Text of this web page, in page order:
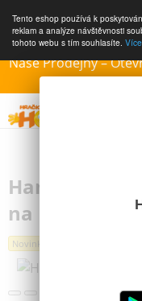
Tento eshop používá k
reklam a analýze návštěvnosti
tohoto webu s tím souhlasíte.
Naše Prodejny –
Hama®
na MAXI
Novinka